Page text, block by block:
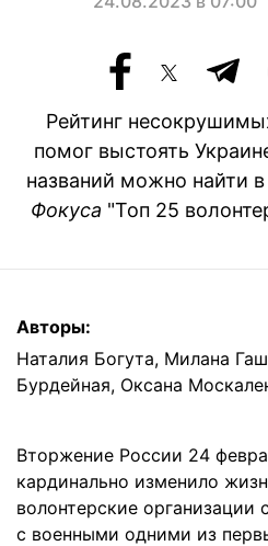
Рейтинг
помог выстоять
названий можно найти
Фокуса "Топ 25
Авторы:
Наталия Богута, Милана
Бурдейная, Оксана
Вторжение России 24
кардинально изменило
волонтерские организации
с военными одними из